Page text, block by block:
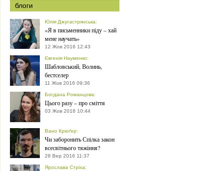
блоги
Юлія Джугастрянська:
«Я в письменники піду – хай
мене научать»
12 Жов 2016 12:43
Євгенія Науменко:
Шабловський, Волинь,
бестселер
11 Жов 2016 09:36
Богдана Романцова:
Цього разу – про сміття
03 Жов 2016 10:44
Вано Крюґер:
Чи заборонить Спілка закон
всесвітнього тяжіння?
28 Вер 2016 11:37
Ярослава Стріха: